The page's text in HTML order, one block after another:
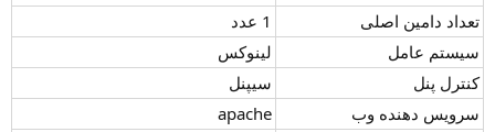
تعداد دامین اصلی
1 عدد
سیستم عامل
لینوکس
کنترل پنل
سیپنل
سرویس دهنده وب
apache